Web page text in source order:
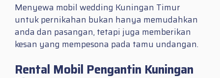
Menyewa mobil wedding Kuningan Timur
untuk pernikahan bukan hanya memudahkan
anda dan pasangan, tetapi juga memberikan
kesan yang mempesona pada tamu undangan.
Rental Mobil Pengantin Kuningan